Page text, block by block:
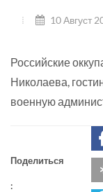
10 Август
Российские
Николаева,
военную
Поделиться
: